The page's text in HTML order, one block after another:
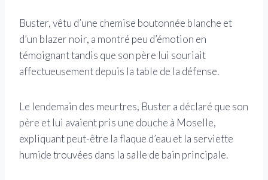
Buster, vêtu d’une chemise boutonnée blanche et
d’un blazer noir, a montré peu d’émotion en
témoignant tandis que son père lui souriait
affectueusement depuis la table de la défense.
Le lendemain des meurtres, Buster a déclaré que son
père et lui avaient pris une douche à Moselle,
expliquant peut-être la flaque d’eau et la serviette
humide trouvées dans la salle de bain principale.